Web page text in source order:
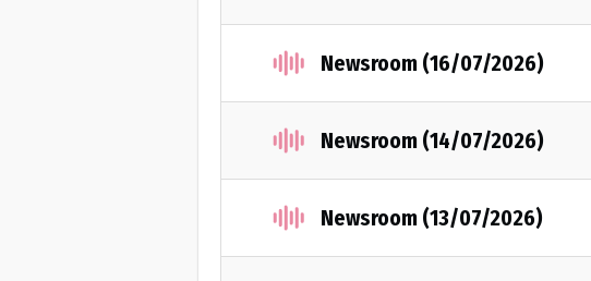
Newsroom (16/07/2026)
Newsroom (14/07/2026)
Newsroom (13/07/2026)